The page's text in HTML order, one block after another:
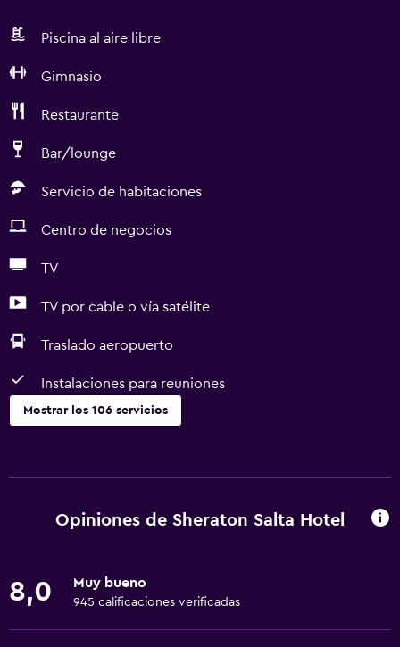
Piscina al aire libre
Gimnasio
Restaurante
Bar/lounge
Servicio de habitaciones
Centro de negocios
TV
TV por cable o vía satélite
Traslado aeropuerto
Instalaciones para reuniones
Mostrar los 106 servicios
Cajero automático/banco
Servicio de conserjería
Opiniones de Sheraton Salta Hotel
8,0 Muy bueno
945 calificaciones verificadas